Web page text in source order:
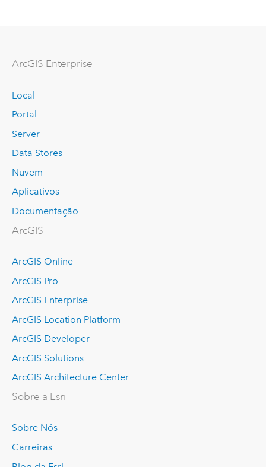
ArcGIS Enterprise
Local
Portal
Server
Data Stores
Nuvem
Aplicativos
Documentação
ArcGIS
ArcGIS Online
ArcGIS Pro
ArcGIS Enterprise
ArcGIS Location Platform
ArcGIS Developer
ArcGIS Solutions
ArcGIS Architecture Center
Sobre a Esri
Sobre Nós
Carreiras